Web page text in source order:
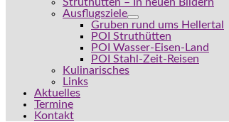
Ausflugsziele
Gruben rund ums Hellertal
POI Struthütten
POI Wasser-Eisen-Land
POI Stahl-Zeit-Reisen
Kulinarisches
Links
Aktuelles
Termine
Kontakt